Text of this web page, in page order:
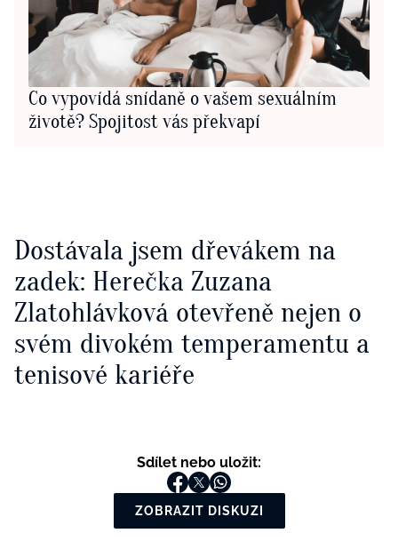
Co vypovídá snídaně o vašem sexuálním
životě? Spojitost vás překvapí
Dostávala jsem dřevákem na
zadek: Herečka Zuzana
Zlatohlávková otevřeně nejen o
svém divokém temperamentu a
tenisové kariéře
Sdílet nebo uložit:
ZOBRAZIT DISKUZI